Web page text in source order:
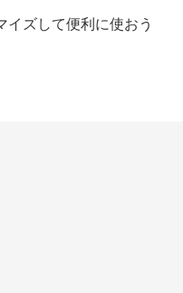
イズして便利に使おう